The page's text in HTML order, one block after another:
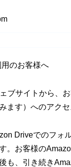
のお客様へ
ブサイトから、
ます）へのアク
Driveでのフォ
。お客様の
も、引き続き